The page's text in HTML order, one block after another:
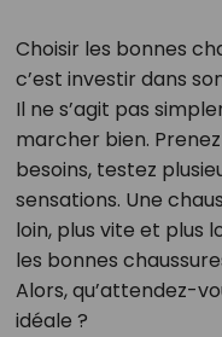
Choisir les bonnes
c’est investir dans
Il ne s’agit pas
marcher bien.
besoins, testez
sensations. Une
loin, plus vite et plus
les bonnes
Alors, qu’attendez-
idéale ?